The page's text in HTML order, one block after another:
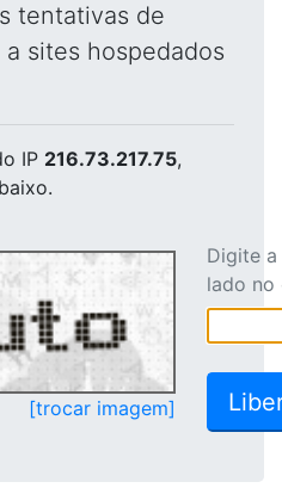
tentativas de
sites hospedados
IP 216.73.217.75,
[trocar imagem]
Digite
lado no